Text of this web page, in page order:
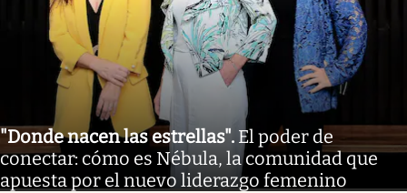
"Donde nacen las estrellas". El poder de
conectar: cómo es Nébula, la comunidad que
apuesta por el nuevo liderazgo femenino